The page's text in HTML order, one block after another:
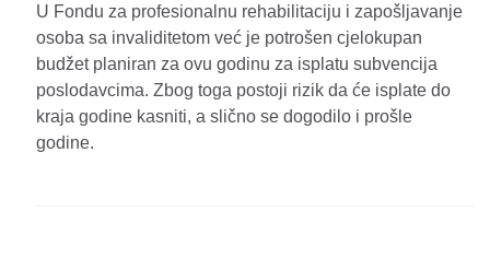
U Fondu za profesionalnu rehabilitaciju i zapošljavanje
osoba sa invaliditetom već je potrošen cjelokupan
budžet planiran za ovu godinu za isplatu subvencija
poslodavcima. Zbog toga postoji rizik da će isplate do
kraja godine kasniti, a slično se dogodilo i prošle
godine.